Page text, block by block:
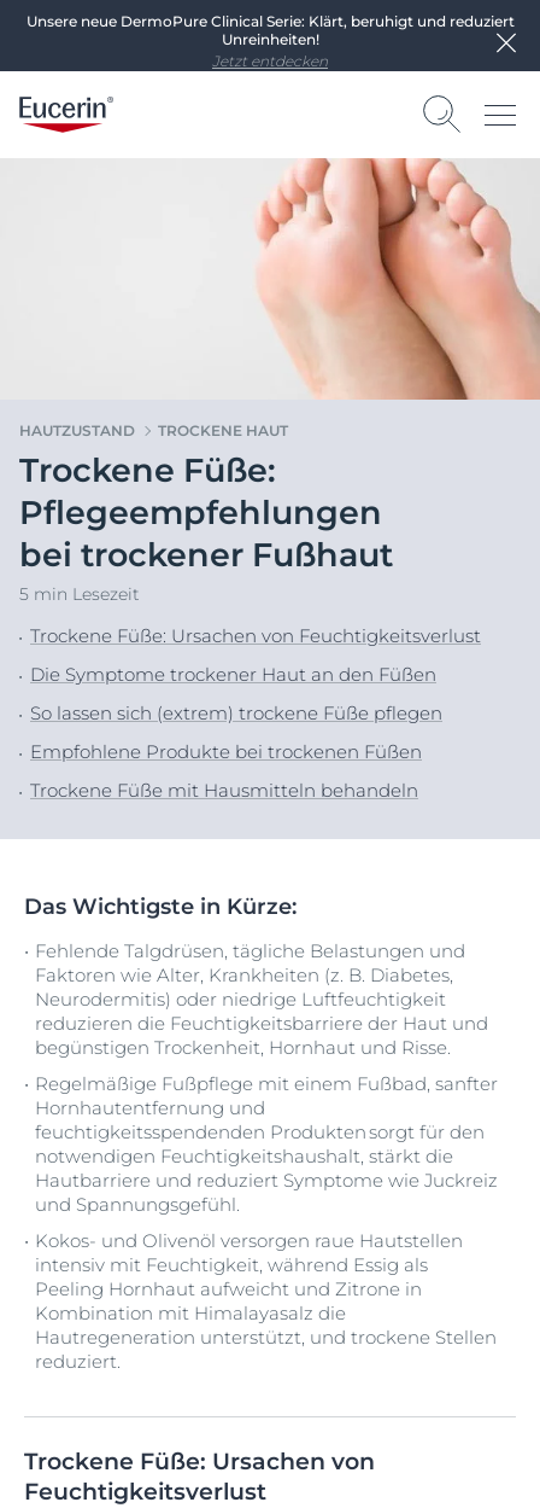
Unsere neue DermoPure Clinical Serie: Klärt, beruhigt und reduziert
Unreinheiten!
Jetzt entdecken
HAUTZUSTAND TROCKENE HAUT
Trockene Füße:
Pflegeempfehlungen
bei trockener Fußhaut
5 min Lesezeit
Trockene Füße: Ursachen von Feuchtigkeitsverlust
Die Symptome trockener Haut an den Füßen
So lassen sich (extrem) trockene Füße pflegen
Empfohlene Produkte bei trockenen Füßen
Trockene Füße mit Hausmitteln behandeln
Das Wichtigste in Kürze:
Fehlende Talgdrüsen, tägliche Belastungen und
Faktoren wie Alter, Krankheiten (z. B. Diabetes,
Neurodermitis) oder niedrige Luftfeuchtigkeit
reduzieren die Feuchtigkeitsbarriere der Haut und
begünstigen Trockenheit, Hornhaut und Risse.
Regelmäßige Fußpflege mit einem Fußbad, sanfter
Hornhautentfernung und
feuchtigkeitsspendenden Produkten sorgt für den
notwendigen Feuchtigkeitshaushalt, stärkt die
Hautbarriere und reduziert Symptome wie Juckreiz
und Spannungsgefühl.
Kokos- und Olivenöl versorgen raue Hautstellen
intensiv mit Feuchtigkeit, während Essig als
Peeling Hornhaut aufweicht und Zitrone in
Kombination mit Himalayasalz die
Hautregeneration unterstützt, und trockene Stellen
reduziert.
Trockene Füße: Ursachen von
Feuchtigkeitsverlust